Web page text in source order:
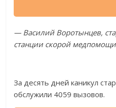
— Василий Воротынцев,
станции скорой
За десять дней каникул
обслужили 4059 вызовов.